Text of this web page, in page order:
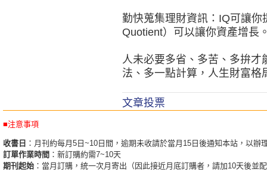
勤快蒐集理財資訊：IQ可讓
Quotient）可以讓你資產增長
人未必要多省、多苦、多拚
法、多一點計算，人生財富格
文章投票
■注意事項
收書日 ：月刊約每月5日~10日間，逾期未收請於當月15日後通知本站，以辦
訂單作業時間 ：新訂購約需7~10天
期刊起始 ：當月訂購，統一次月寄出（因此接近月底訂購者，請加10天後並